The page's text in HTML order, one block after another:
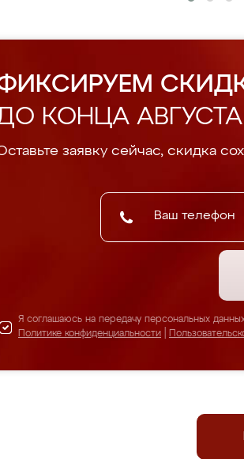
КОНЦА АВГУСТА
заявку сейчас, скидка
Я соглашаюсь на передачу персональных
Политике конфиденциальности